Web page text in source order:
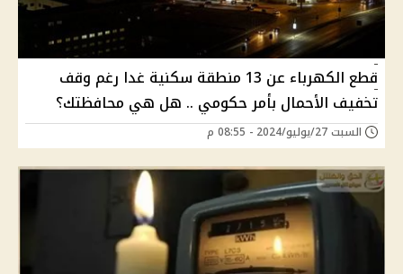
قطع الكهرباء عن 13 منطقة سكنية غدا رغم وقف
تخفيف الأحمال بأمر حكومي .. هل هي محافظتك؟
السبت 27/يوليو/2024 - 08:55 م